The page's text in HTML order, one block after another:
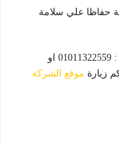
حفاظا علي سلامة
للحجز و الاستعلام يمكنك الاتصال علي رقم : 01011322559 او
زيارة موقع الشركة